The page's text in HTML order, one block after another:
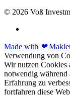
© 2026 Voß
Made with ❤
Verwendung von
Wir nutzen Cookies
notwendig während
Erfahrung zu
fortfahren diese